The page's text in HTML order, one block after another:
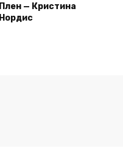
Плен — Кристина
Нордис